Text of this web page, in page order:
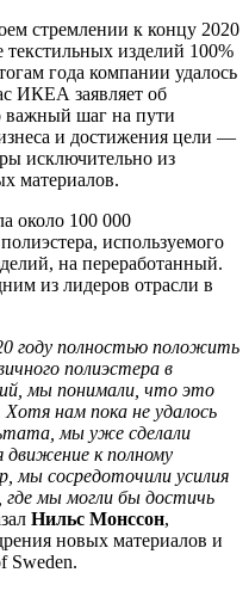
стремлении к концу 2020
текстильных изделий 100%
года компании удалось
ИКЕА заявляет об
важный шаг на пути
и достижения цели —
исключительно из
материалов.
около 100 000
используемого
на переработанный.
из лидеров отрасли в
году полностью положить
полиэстера в
мы понимали, что это
Хотя нам пока не удалось
мы уже сделали
к полному
мы сосредоточили усилия
мы могли бы достичь
Нильс Монссон,
новых материалов и
Sweden.